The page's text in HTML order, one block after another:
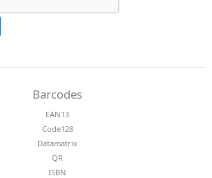
Barcodes
EAN13
Code128
Datamatrix
QR
ISBN